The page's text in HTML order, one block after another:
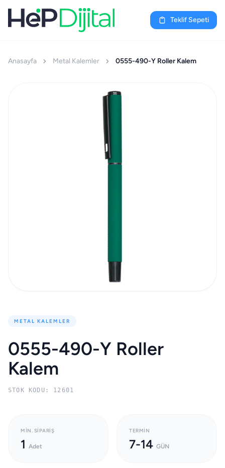
Teklif Sepeti
Anasayfa Metal Kalemler 0555-490-Y Roller Kalem
METAL KALEMLER
0555-490-Y Roller
Kalem
STOK KODU: 12601
MIN. SIPARIŞ
1 Adet
TERMIN
7-14 GÜN